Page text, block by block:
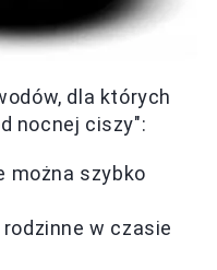
dla których
nocnej ciszy":
można szybko
w czasie